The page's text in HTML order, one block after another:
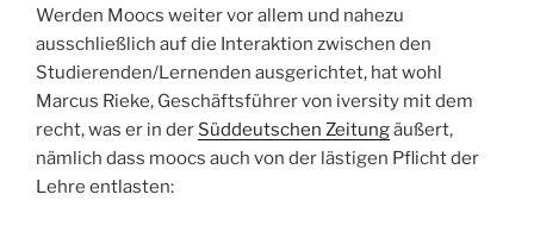
Werden Moocs weiter vor allem und nahezu
ausschließlich auf die Interaktion zwischen den
Studierenden/Lernenden ausgerichtet, hat wohl
Marcus Rieke, Geschäftsführer von iversity mit dem
recht, was er in der Süddeutschen Zeitungäußert,
nämlich dass moocs auch von der lästigen Pflicht der
Lehre entlasten: